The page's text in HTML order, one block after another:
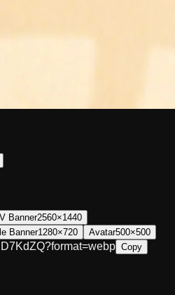
Banner2560×1440
Banner1280×720 Avatar500×500
Copy